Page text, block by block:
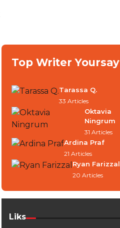
Top Writer Yoursay
Tarassa Q.
33 Articles
Oktavia
Ningrum
31 Articles
Ardina Praf
21 Articles
Ryan Farizzal
20 Articles
Liks